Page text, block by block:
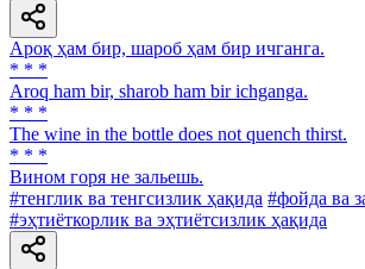
Ароқ ҳам бир, шароб ҳам бир ичганга.
* * *
Aroq ham bir, sharob ham bir ichganga.
* * *
The wine in the bottle does not quench thirst.
* * *
Вином горя не зальешь.
#тенглик ва тенгсизлик ҳақида #фойда ва
#эҳтиёткорлик ва эҳтиётсизлик ҳақида